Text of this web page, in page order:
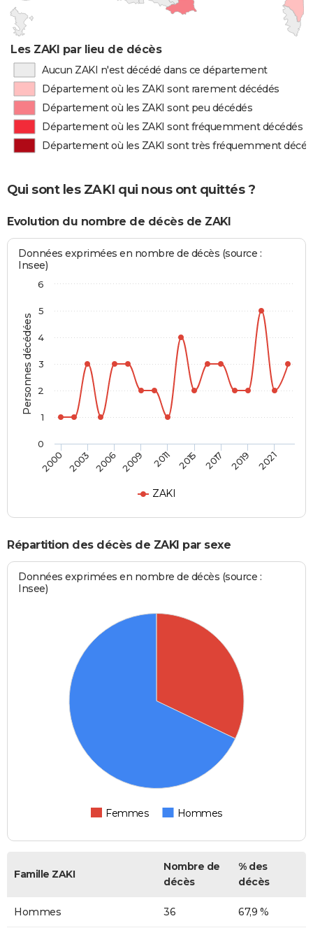
Les ZAKI par lieu de décès
Aucun ZAKI n'est décédé dans ce département
Département où les ZAKI sont rarement décédés
Département où les ZAKI sont peu décédés
Département où les ZAKI sont fréquemment décédés
Département où les ZAKI sont très fréquemment
Qui sont les ZAKI qui nous ont quittés ?
Evolution du nombre de décès de ZAKI
Personnes décédées
Données exprimées en nombre de décès (source :
Insee)
ZAKI
2000 2003 2006 2009 2011 2015 2017 2019 2021
0
1
2
3
4
5
6
Répartition des décès de ZAKI par sexe
Données exprimées en nombre de décès (source :
Insee)
Femmes Hommes
Famille ZAKI
Nombre de
décès
% des
décès
Hommes 36 67,9 %